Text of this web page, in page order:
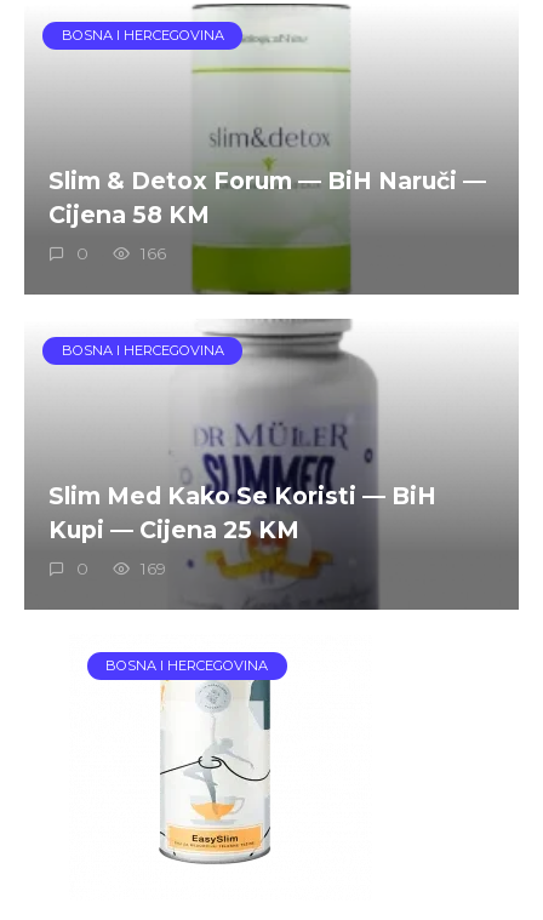
BOSNA I HERCEGOVINA
Slim & Detox Forum — BiH Naruči —
Cijena 58 KM
0 166
BOSNA I HERCEGOVINA
Slim Med Kako Se Koristi — BiH
Kupi — Cijena 25 KM
0 169
BOSNA I HERCEGOVINA